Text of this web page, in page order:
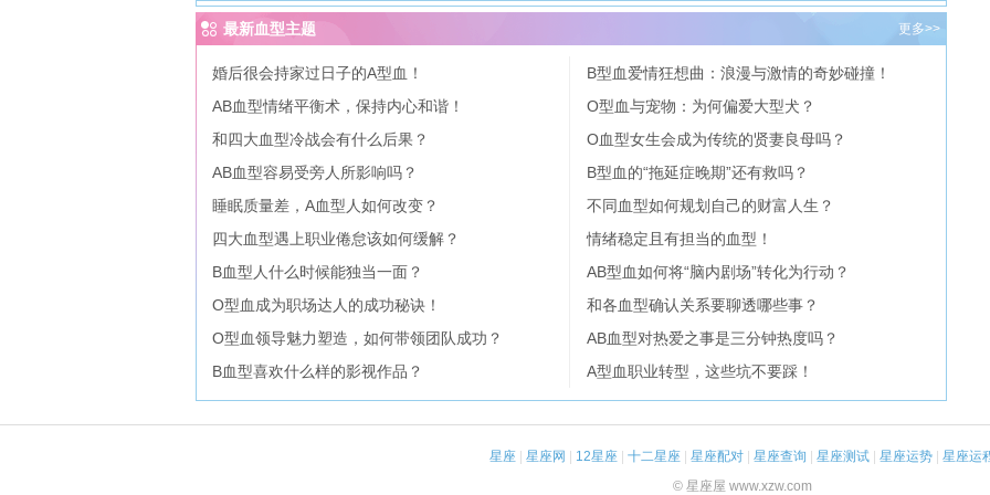
最新血型主题 更多>>
婚后很会持家过日子的A型血！
B型血爱情狂想曲：浪漫与激情的奇妙碰撞！
AB血型情绪平衡术，保持内心和谐！
O型血与宠物：为何偏爱大型犬？
和四大血型冷战会有什么后果？
O血型女生会成为传统的贤妻良母吗？
AB血型容易受旁人所影响吗？
B型血的“拖延症晚期”还有救吗？
睡眠质量差，A血型人如何改变？
不同血型如何规划自己的财富人生？
四大血型遇上职业倦怠该如何缓解？
情绪稳定且有担当的血型！
B血型人什么时候能独当一面？
AB型血如何将“脑内剧场”转化为行动？
O型血成为职场达人的成功秘诀！
和各血型确认关系要聊透哪些事？
O型血领导魅力塑造，如何带领团队成功？
AB血型对热爱之事是三分钟热度吗？
B血型喜欢什么样的影视作品？
A型血职业转型，这些坑不要踩！
星座 星座网 12星座 十二星座 星座配对 星座查询 星座测试 星座运势
星座运
© 星座屋 www.xzw.com